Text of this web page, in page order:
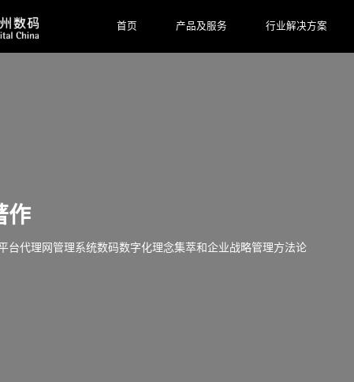
首页 产品及服务 行业解决方案
作
台代理网管理系统数码数字化理念集萃和企业战略管理方法论